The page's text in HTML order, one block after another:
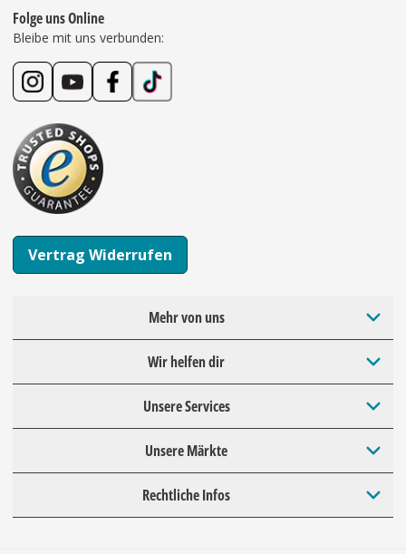
Folge uns Online
Bleibe mit uns verbunden:
Vertrag Widerrufen
Mehr von uns
Wir helfen dir
Unsere Services
Unsere Märkte
Rechtliche Infos